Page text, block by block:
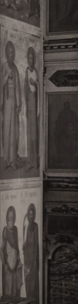
Храмы-мученики
Архангельска
что
архитектуры.
религией,
центра
XVIII века в
собор, сразу
ему не было
и
дворов, в
и светлых
отраженными в ней
церковного
и богатство
из многочисленных
колоннами
фронтоном и